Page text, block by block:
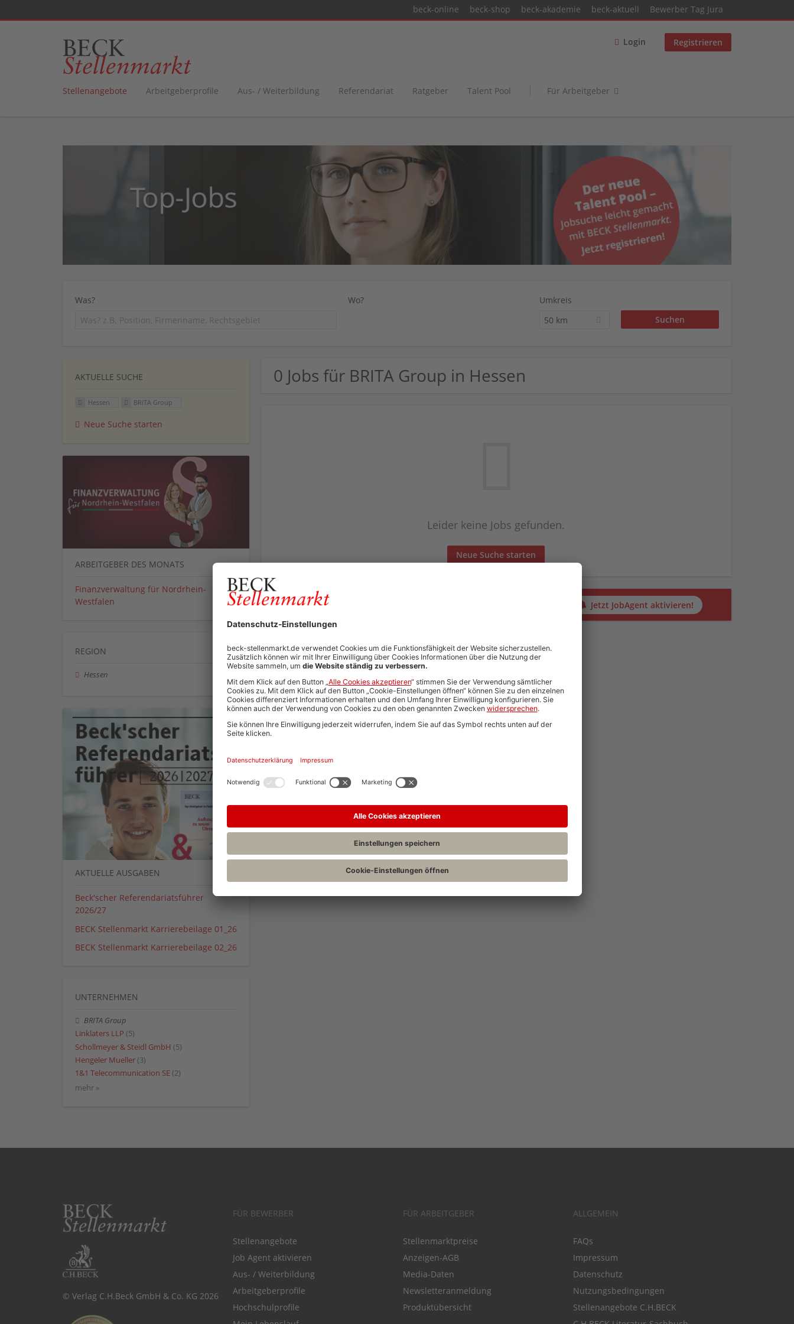
beck-online beck-shop beck-akademie beck-aktuell Bewerber Tag Jura
Login Registrieren
Stellenangebote Arbeitgeberprofile Aus- / Weiterbildung Referendariat Ratgeber Talent Pool Für Arbeitgeber
Was? Wo?
Umkreis
50 km
0 Jobs für BRITA Group in Hessen
Leider keine Jobs gefunden.
Neue Suche starten
Automatisch neue Jobs und Karriere-Updates per E-Mail erhalten? Jetzt JobAgent aktivieren!
AKTUELLE SUCHE
Hessen BRITA Group
Neue Suche starten
ARBEITGEBER DES MONATS
Finanzverwaltung für Nordrhein-
Westfalen
REGION
Hessen
AKTUELLE AUSGABEN
Beck'scher Referendariatsführer
2026/27
BECK Stellenmarkt Karrierebeilage 01_26
BECK Stellenmarkt Karrierebeilage 02_26
UNTERNEHMEN
BRITA Group
Linklaters LLP (5)
Schollmeyer & Steidl GmbH (5)
Hengeler Mueller (3)
1&1 Telecommunication SE (2)
mehr »
© Verlag C.H.Beck GmbH & Co. KG 2026
FÜR BEWERBER
Stellenangebote
Job Agent aktivieren
Aus- / Weiterbildung
Arbeitgeberprofile
Hochschulprofile
FÜR ARBEITGEBER
Stellenmarktpreise
Anzeigen-AGB
Media-Daten
Newsletteranmeldung
Produktübersicht
ALLGEMEIN
FAQs
Impressum
Datenschutz
Nutzungsbedingungen
Stellenangebote C.H.BECK